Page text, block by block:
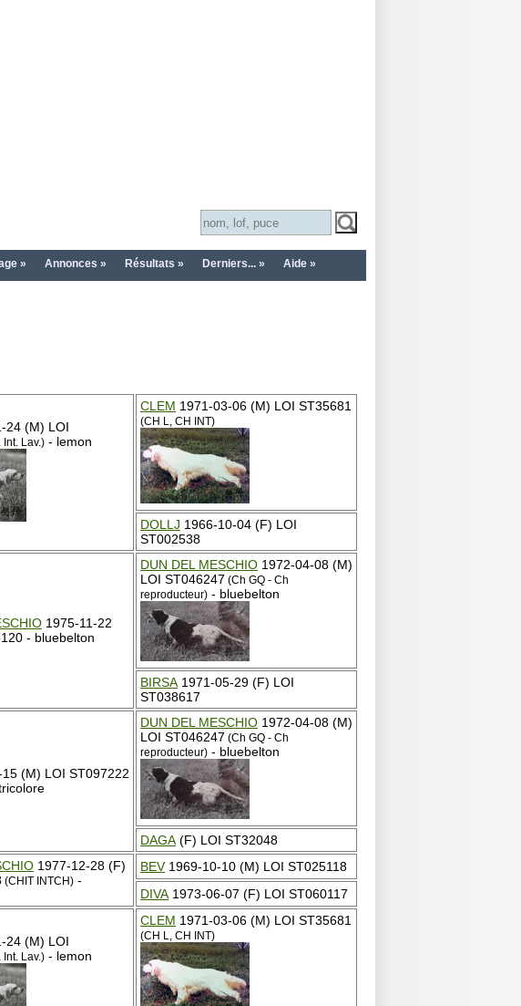
» Annonces » Résultats » Derniers... » Aide »
24 (M) LOI
Int. Lav.) - lemon
CLEM 1971-03-06 (M) LOI ST35681
(CH L, CH INT)
DOLLJ 1966-10-04 (F) LOI
ST002538
1975-11-22
- bluebelton
DUN DEL MESCHIO 1972-04-08 (M)
LOI ST046247 (Ch GQ - Ch
reproducteur) - bluebelton
BIRSA 1971-05-29 (F) LOI
ST038617
(M) LOI ST097222
DUN DEL MESCHIO 1972-04-08 (M)
LOI ST046247 (Ch GQ - Ch
reproducteur) - bluebelton
DAGA (F) LOI ST32048
1977-12-28 (F)
(CHIT INTCH) -
BEV1969-10-10 (M) LOI ST025118
DIVA 1973-06-07 (F) LOI ST060117
24 (M) LOI
Int. Lav.) - lemon
CLEM 1971-03-06 (M) LOI ST35681
(CH L, CH INT)